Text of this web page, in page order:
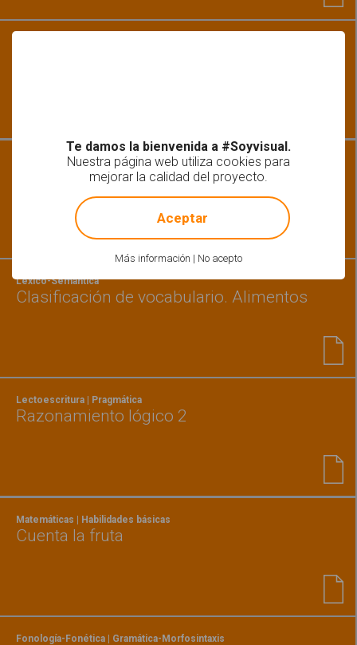
Habilidades básicas | Léxico-Semántica
Une cada fruta con su silueta
Léxico-Semántica
Clasificación de vocabulario. Alimentos
Lectoescritura | Pragmática
Razonamiento lógico 2
Matemáticas | Habilidades básicas
Cuenta la fruta
Fonología-Fonética | Gramática-Morfosintaxis
Te damos la bienvenida a #Soyvisual.
Nuestra página web utiliza cookies para
mejorar la calidad del proyecto.
Más información | No acepto
! Not valid!
Aceptar